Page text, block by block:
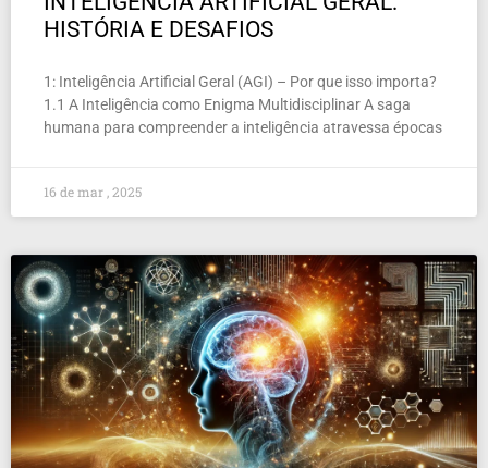
HISTÓRIA E DESAFIOS
1: Inteligência Artificial Geral (AGI) – Por que isso importa?
1.1 A Inteligência como Enigma Multidisciplinar A saga
humana para compreender a inteligência atravessa épocas
16 de mar , 2025